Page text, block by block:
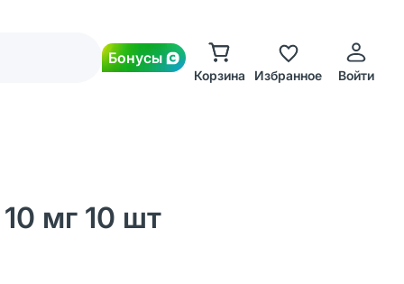
Бонусы
Корзина Избранное Войти
мг 10 шт